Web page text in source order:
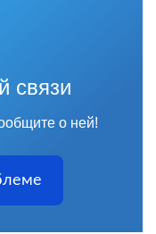
связи
о ней!